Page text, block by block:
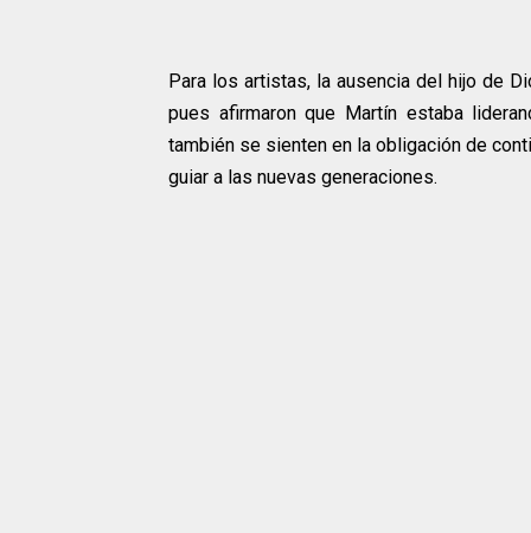
Para los artistas, la ausencia del hijo de
pues afirmaron que Martín estaba
también se sienten en la obligación de
guiar a las nuevas generaciones.